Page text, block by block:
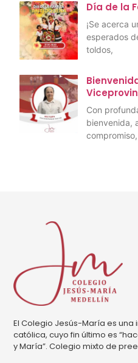
Día de la
¡Se acerca
esperados
toldos,
Con
bienvenida,
El Colegio Jesús-María es una
católica, cuyo fin último es
y María”. Colegio mixto de